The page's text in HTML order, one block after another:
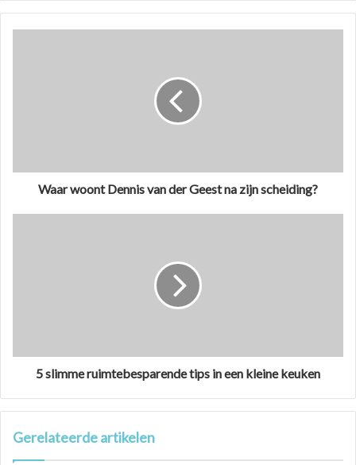
Waar woont Dennis van der Geest na zijn scheiding?
5 slimme ruimtebesparende tips in een kleine keuken
Gerelateerde artikelen